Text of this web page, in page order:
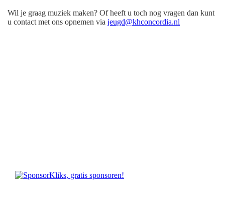
Wil je graag muziek maken? Of heeft u toch nog vragen dan kunt
u contact met ons opnemen via jeugd@khconcordia.nl